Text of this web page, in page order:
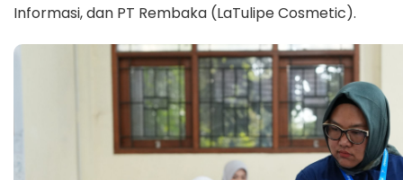
Informasi, dan PT Rembaka (LaTulipe Cosmetic).